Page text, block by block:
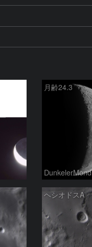
月齢24.3
DunkelerMond
ヘシオドスA